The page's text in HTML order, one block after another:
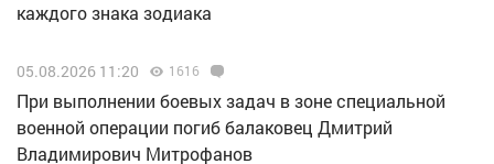
каждого знака зодиака
05.08.2026 11:20 1616
При выполнении боевых задач в зоне специальной
военной операции погиб балаковец Дмитрий
Владимирович Митрофанов